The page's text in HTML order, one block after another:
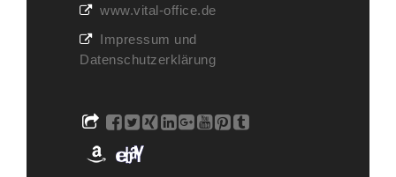
www.vital-office.de
Impressum und
Datenschutzerklärung